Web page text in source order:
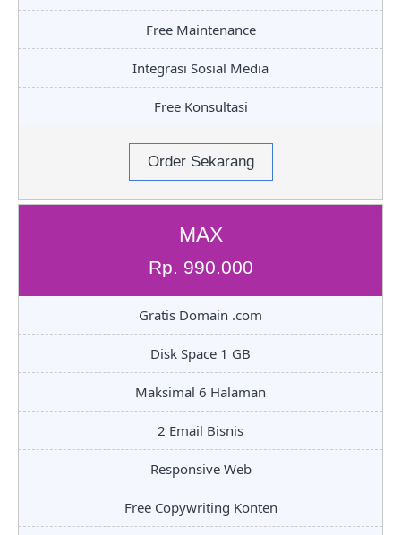
Free Maintenance
Integrasi Sosial Media
Free Konsultasi
Order Sekarang
MAX
Rp. 990.000
Gratis Domain .com
Disk Space 1 GB
Maksimal 6 Halaman
2 Email Bisnis
Responsive Web
Free Copywriting Konten